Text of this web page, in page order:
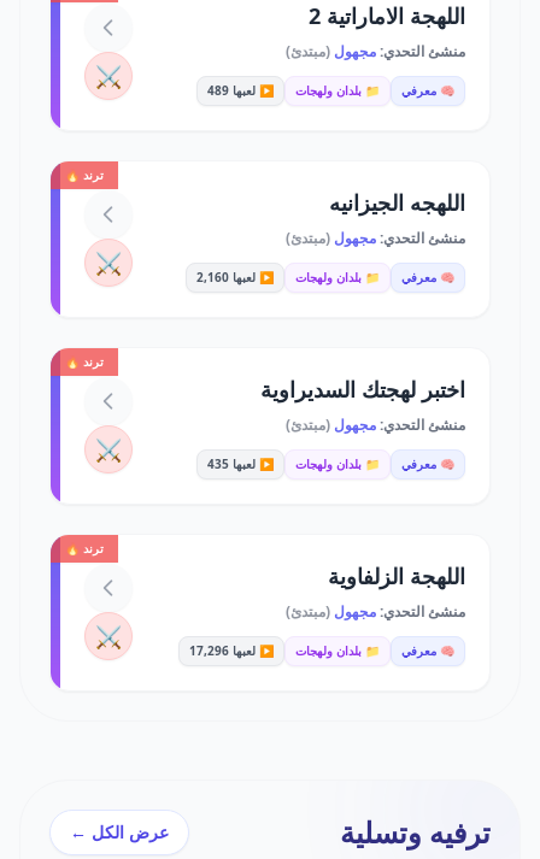
اللهجة الاماراتية 2
منشئ التحدي:مجهول (مبتدئ)
🧠 معرفي 📁 بلدان ولهجات ▶️ لعبها 489 ⚔️
ترند 🔥
اللهجه الجيزانيه
منشئ التحدي:مجهول (مبتدئ)
🧠 معرفي 📁 بلدان ولهجات ▶️ لعبها 2,160 ⚔️
ترند 🔥
اختبر لهجتك السديراوية
منشئ التحدي:مجهول (مبتدئ)
🧠 معرفي 📁 بلدان ولهجات ▶️ لعبها 435 ⚔️
ترند 🔥
اللهجة الزلفاوية
منشئ التحدي:مجهول (مبتدئ)
🧠 معرفي 📁 بلدان ولهجات ▶️ لعبها 17,296 ⚔️
ترفيه وتسلية عرض الكل ←